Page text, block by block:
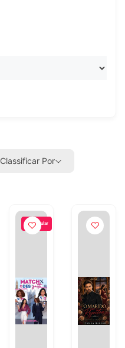
Classificar Por
Popular